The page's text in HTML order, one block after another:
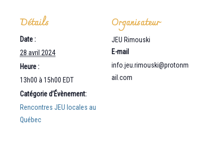
Détails
Date :
28 avril 2024
Heure :
13h00 à 15h00 EDT
Catégorie d’Évènement:
Rencontres JEU locales au
Québec
Organisateur
JEU Rimouski
E-mail
info.jeu.rimouski@protonm
ail.com